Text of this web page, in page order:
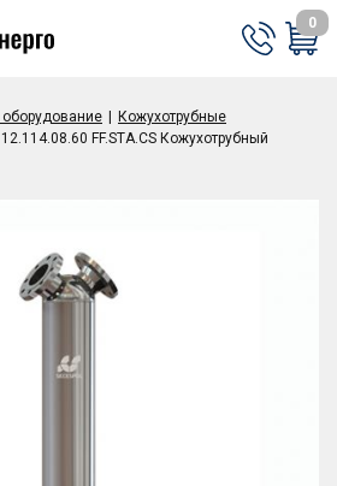
0
Кожухотрубные
FF.STA.CS Кожухотрубный